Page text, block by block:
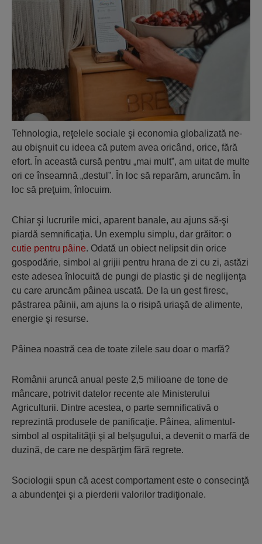
Tehnologia, reţelele sociale şi economia globalizată ne-
au obişnuit cu ideea că putem avea oricând, orice, fără
efort. În această cursă pentru „mai mult”, am uitat de multe
ori ce înseamnă „destul”. În loc să reparăm, aruncăm. În
loc să preţuim, înlocuim.
Chiar şi lucrurile mici, aparent banale, au ajuns să-şi
piardă semnificaţia. Un exemplu simplu, dar grăitor: o
cutie pentru pâine. Odată un obiect nelipsit din orice
gospodărie, simbol al grijii pentru hrana de zi cu zi, astăzi
este adesea înlocuită de pungi de plastic şi de neglijenţa
cu care aruncăm pâinea uscată. De la un gest firesc,
păstrarea pâinii, am ajuns la o risipă uriaşă de alimente,
energie şi resurse.
Pâinea noastră cea de toate zilele sau doar o marfă?
Românii aruncă anual peste 2,5 milioane de tone de
mâncare, potrivit datelor recente ale Ministerului
Agriculturii. Dintre acestea, o parte semnificativă o
reprezintă produsele de panificaţie. Pâinea, alimentul-
simbol al ospitalităţii şi al belşugului, a devenit o marfă de
duzină, de care ne despărţim fără regrete.
Sociologii spun că acest comportament este o consecinţă
a abundenţei şi a pierderii valorilor tradiţionale.